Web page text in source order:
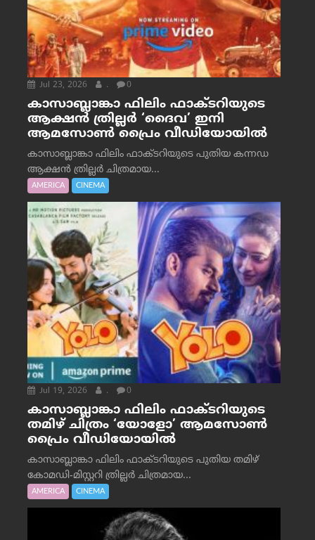
Jul 23, 2026 . 0
കാസാബ്ലാങ്കാ ഫിലിം ഫാക്ടറിയുടെ
ആക്ഷൻ ത്രില്ലർ ‘ദൈവ’ ഇനി
ആമസോൺ പ്രൈം വീഡിയോയിൽ
കാസാബ്ലാങ്കാ ഫിലിം ഫാക്ടറിയുടെ പുതിയ കന്നഡ
ആക്ഷൻ ത്രില്ലർ ചിത്രമായ...
AMERICA CINEMA
Jul 19, 2026 . 0
കാസാബ്ലാങ്കാ ഫിലിം ഫാക്ടറിയുടെ
തമിഴ് ചിത്രം ‘യോളോ’ ആമസോൺ
പ്രൈം വീഡിയോയിൽ
കാസാബ്ലാങ്കാ ഫിലിം ഫാക്ടറിയുടെ പുതിയ തമിഴ്
കോമഡി-മിസ്റ്ററി ത്രില്ലർ ചിത്രമായ...
AMERICA CINEMA